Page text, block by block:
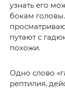
узнать его
бокам
путают с
похожи.
Одно слово
рептилия,